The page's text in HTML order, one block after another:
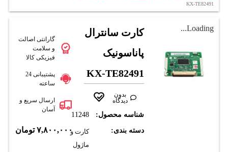
KX-TE82491
Loading...
کارت سانترال
پاناسونیک
KX-TE82491
بدون
دیدگاه
شناسه محصول: 11248
دسته بندی:
کارت و
ماژول
گارانتی اصالت
و سلامت
فیزیکی کالا
پشتیبانی 24
ساعته
ارسال سریع و
آسان
۷,۸۰۰,۰۰۰ تومان